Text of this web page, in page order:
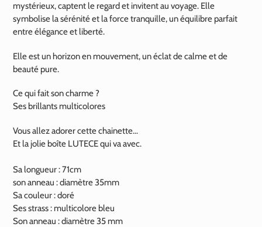
votre
panier
mystérieux, captent le regard et invitent au voyage. Elle
symbolise la sérénité et la force tranquille, un équilibre parfait
entre élégance et liberté.
Elle est un horizon en mouvement, un éclat de calme et de
beauté pure.
Ce qui fait son charme ?
Ses brillants multicolores
Vous allez adorer cette chainette...
Et la jolie boîte LUTECE qui va avec.
Sa longueur : 71cm
son anneau : diamètre 35mm
Sa couleur : doré
Ses strass : multicolore bleu
Son anneau : diamètre 35 mm